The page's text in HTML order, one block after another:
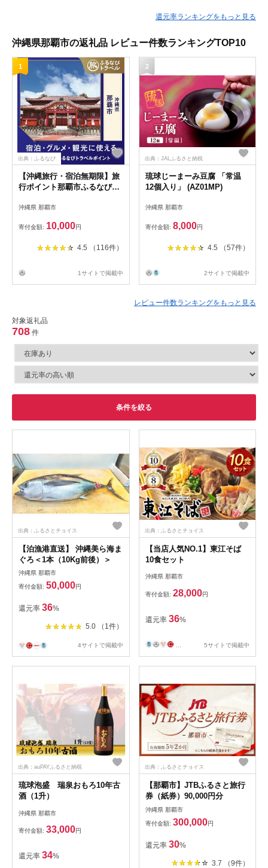
還元率ランキングをもっと見る
沖縄県那覇市の返礼品 レビュー件数ランキングTOP10
1
出典：ふるなび
【沖縄旅行・宿泊無期限】旅
行ポイント那覇市ふるなびト
沖縄県 那覇市
寄付金額: 10,000円
4.5 （116件）
1サイトで掲載中
2
出典：JALふるさと納税
琉球じーまーみ豆腐 「常温
12個入り」 (AZ01MP)
沖縄県 那覇市
寄付金額: 8,000円
4.5 （57件）
2サイトで掲載中
レビュー件数ランキングをもっと見る
対象返礼品
708 件
条件を絞る
出典：ふるさとチョイス
【泊漁港直送】 沖縄美ら海ま
ぐろ＜1本（10Kg前後）＞
沖縄県 那覇市
寄付金額: 50,000円
還元率 36%
5.0 （1件）
4サイトで掲載中
出典：ふるさとチョイス
【当店人気NO.1】東江そば
10食セット
沖縄県 那覇市
寄付金額: 28,000円
還元率 36%
5サイトで掲載中
出典：auPAYふるさと納税
琉球泡盛 瑞泉おもろ10年古
酒（1升）
沖縄県 那覇市
寄付金額: 33,000円
還元率 34%
出典：ふるさとチョイス
【那覇市】JTBふるさと旅行
券（紙券）90,000円分
沖縄県 那覇市
寄付金額: 300,000円
還元率 30%
3.7 （9件）